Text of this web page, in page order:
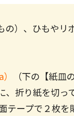
の）、ひもやリ
）
（下の【紙皿
、折り紙を切っ
テープで２枚を